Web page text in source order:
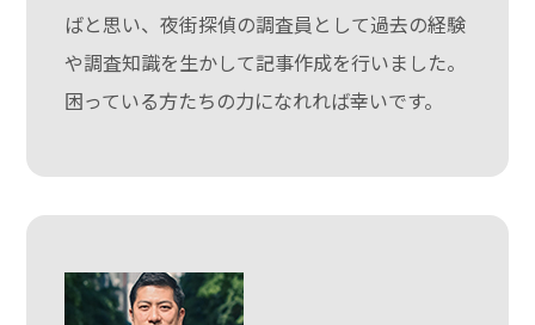
ばと思い、夜街探偵の調査員として過去の経験
や調査知識を生かして記事作成を行いました。
困っている方たちの力になれれば幸いです。